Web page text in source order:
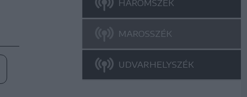
MAROSSZÉK
UDVARHELYSZÉK